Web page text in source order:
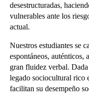
desestructuradas,
vulnerables ante los
actual.
Nuestros estudiantes se
espontáneos, auténticos,
gran fluidez verbal.
legado sociocultural rico
facilitan su desempeño